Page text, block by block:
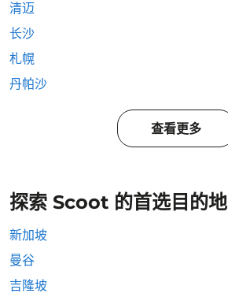
清迈
长沙
札幌
丹帕沙
查看更多
探索 Scoot 的首选目的地
新加坡
曼谷
吉隆坡